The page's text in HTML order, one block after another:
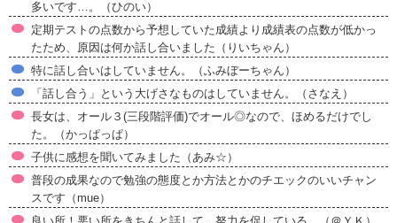
多いです…。（ひのい）
定期テストの点数から予想していた成績より成績表の点数が低かっ
たため、原因は何か話し合いました（りいちゃん）
特に話し合いはしていません。（ふみぼーちゃん）
「話し合う」という大げさなものはしていません。（さなえ）
長女は、オール３(三段階評価)でオール◎なので、ほめるだけでし
た。（かっぱっぱ）
子供に感想を聞いてみました（あみ☆）
普段の成果なので勉強の態度とか方法とかのチエックのいいチャン
スです（mue）